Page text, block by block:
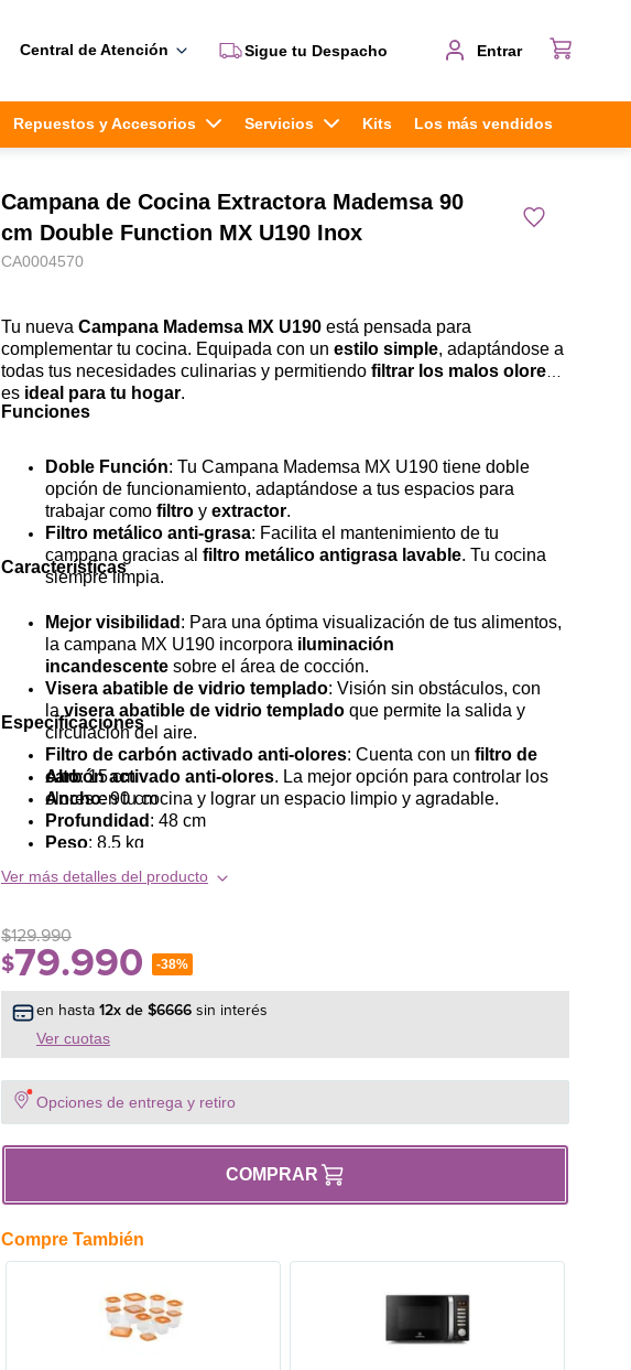
Central de Atención Sigue tu Despacho Entrar
Repuestos y Accesorios Servicios Kits Los más vendidos
Campana de Cocina Extractora Mademsa 90
cm Double Function MX U190 Inox
CA0004570
Tu nueva Campana Mademsa MX U190 está pensada para
complementar tu cocina. Equipada con un estilo simple, adaptándose a
todas tus necesidades culinarias y permitiendo filtrar los malos olores
es ideal para tu hogar.
Funciones
Doble Función: Tu Campana Mademsa MX U190 tiene doble
opción de funcionamiento, adaptándose a tus espacios para
trabajar como filtro y extractor.
Filtro metálico anti-grasa: Facilita el mantenimiento de tu
campana gracias al filtro metálico antigrasa lavable. Tu cocina
siempre limpia.
Características
Mejor visibilidad : Para una óptima visualización de tus alimentos,
la campana MX U190 incorpora iluminación
incandescente sobre el área de cocción.
Visera abatible de vidrio templado: Visión sin obstáculos, con
la visera abatible de vidrio templado que permite la salida y
circulación del aire.
Filtro de carbón activado anti-olores: Cuenta con un filtro de
carbón activado anti-olores. La mejor opción para controlar los
olores en tu cocina y lograr un espacio limpio y agradable.
Especificaciones
Alto: 15 cm
Ancho: 90 cm
Profundidad : 48 cm
Peso: 8,5 kg
Ver más detalles del producto
$129.990
$79.990 -38%
en hasta 12x de $6666 sin interés
Ver cuotas
Opciones de entrega y retiro
COMPRAR
Compre También